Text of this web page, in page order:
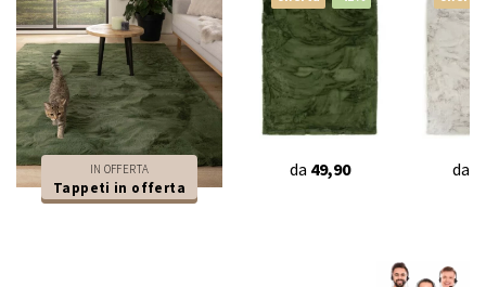
IN OFFERTA
Tappeti in offerta
da 49,90 da